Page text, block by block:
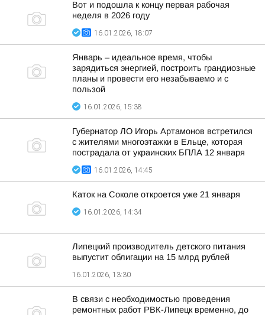
Вот и подошла к концу первая рабочая
неделя в 2026 году
16.01.2026, 18:07
Январь – идеальное время, чтобы
зарядиться энергией, построить грандиозные
планы и провести его незабываемо и с
пользой
16.01.2026, 15:38
Губернатор ЛО Игорь Артамонов встретился
с жителями многоэтажки в Ельце, которая
пострадала от украинских БПЛА 12 января
16.01.2026, 14:45
Каток на Соколе откроется уже 21 января
16.01.2026, 14:34
Липецкий производитель детского питания
выпустит облигации на 15 млрд рублей
16.01.2026, 13:30
В связи с необходимостью проведения
ремонтных работ РВК-Липецк временно, до